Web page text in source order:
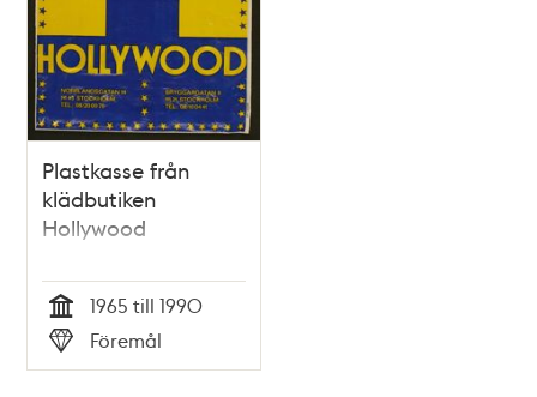
Plastkasse från
klädbutiken
Hollywood
Tid
1965 till 1990
Typ
Föremål